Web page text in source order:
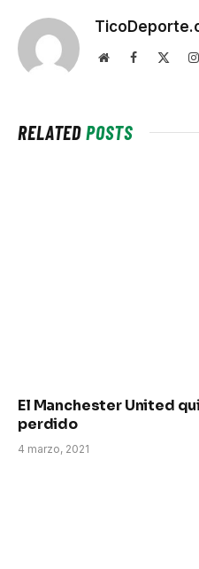
WebsiteFacebook
RELATEDPOSTS
El Manchester United
perdido
4 marzo, 2021